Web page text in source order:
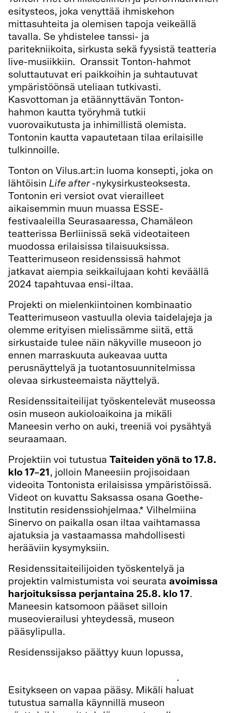
esitysteos, joka venyttää ihmiskehon
mittasuhteita ja olemisen tapoja veikeällä
tavalla. Se yhdistelee tanssi- ja
paritekniikoita, sirkusta sekä fyysistä teatteria
live-musiikkiin. Oranssit Tonton-hahmot
soluttautuvat eri paikkoihin ja suhtautuvat
ympäristöönsä uteliaan tutkivasti.
Kasvottoman ja etäännyttävän Tonton-
hahmon kautta työryhmä tutkii
vuorovaikutusta ja inhimillistä olemista.
Tontonin kautta vapautetaan tilaa erilaisille
tulkinnoille.
Tonton on Vilus.art:in luoma konsepti, joka on
lähtöisin Life after -nykysirkusteoksesta.
Tontonin eri versiot ovat vierailleet
aikaisemmin muun muassa ESSE-
festivaaleilla Seurasaaressa, Chamäleon
teatterissa Berliinissä sekä videotaiteen
muodossa erilaisissa tilaisuuksissa.
Teatterimuseon residenssissä hahmot
jatkavat aiempia seikkailujaan kohti keväällä
2024 tapahtuvaa ensi-iltaa.
Projekti on mielenkiintoinen kombinaatio
Teatterimuseon vastuulla olevia taidelajeja ja
olemme erityisen mielissämme siitä, että
sirkustaide tulee näin näkyville museoon jo
ennen marraskuuta aukeavaa uutta
perusnäyttelyä ja tuotantosuunnitelmissa
olevaa sirkusteemaista näyttelyä.
Residenssitaiteilijat työskentelevät museossa
osin museon aukioloaikoina ja mikäli
Maneesin verho on auki, treeniä voi pysähtyä
seuraamaan.
Projektiin voi tutustua Taiteiden yönä to 17.8.
klo 17–21 , jolloin Maneesiin projisoidaan
videoita Tontonista erilaisissa ympäristöissä.
Videot on kuvattu Saksassa osana Goethe-
Institutin residenssiohjelmaa.* Vilhelmiina
Sinervo on paikalla osan iltaa vaihtamassa
ajatuksia ja vastaamassa mahdollisesti
herääviin kysymyksiin.
Residenssitaiteilijoiden työskentelyä ja
projektin valmistumista voi seurata avoimissa
harjoituksissa perjantaina 25.8. klo 17.
Maneesin katsomoon pääset silloin
museovierailusi yhteydessä, museon
pääsylipulla.
Residenssijakso päättyy kuun lopussa,
.
Esitykseen on vapaa pääsy. Mikäli haluat
tutustua samalla käynnillä museon